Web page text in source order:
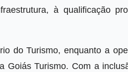
à qualificação
do Turismo, enquanto a
Goiás Turismo. Com a